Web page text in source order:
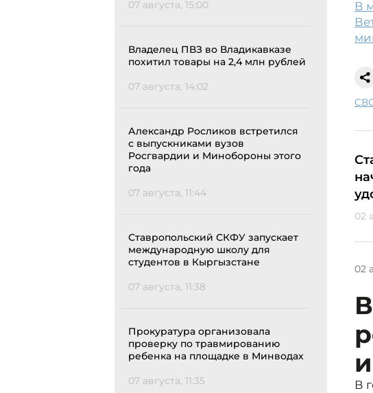
07 августа, 15:00
Владелец ПВЗ во Владикавказе
похитил товары на 2,4 млн рублей
07 августа, 14:02
Александр Росликов встретился
с выпускниками вузов
Росгвардии и Минобороны этого
года
07 августа, 11:44
Ставропольский СКФУ запускает
международную школу для
студентов в Кыргызстане
07 августа, 11:38
Прокуратура организовала
проверку по травмированию
ребенка на площадке в Минводах
07 августа, 11:35
В
02
02
В